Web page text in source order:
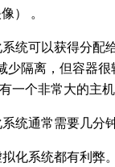
） 。
统可以获得分配
少隔离，但容器
一个非常大的主
统通常需要几分
化系统都有利弊